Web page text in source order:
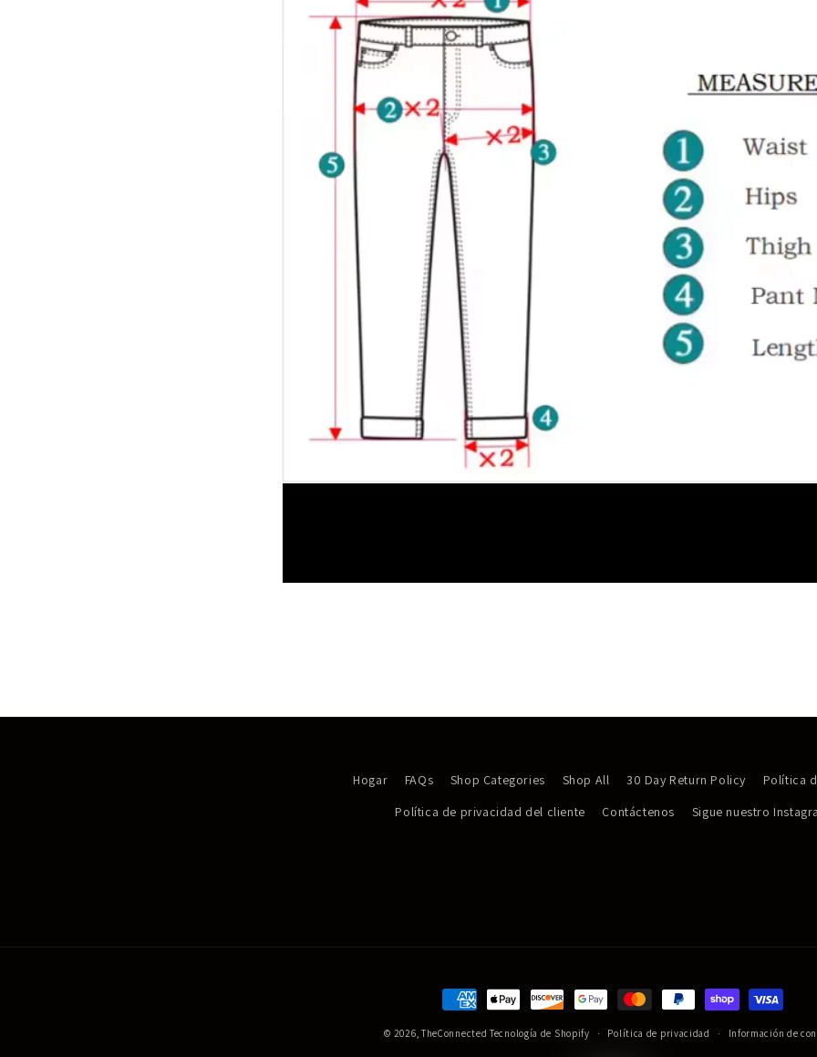
Hogar FAQs Shop Categories Shop All 30 Day Return Policy
Política
Política de privacidad del cliente
Contáctenos Sigue nuestro
Formas
de
© 2026, TheConnectedTecnología de Shopify Política de privacidad Información de
JOIN